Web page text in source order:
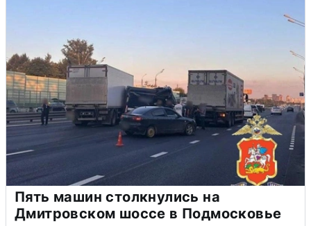
Пять машин столкнулись на
Дмитровском шоссе в Подмосковье